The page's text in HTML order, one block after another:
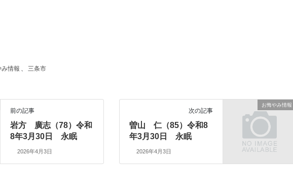
み情報 、 三条市
前の記事
岩方 廣志（78）令和
8年3月30日 永眠
2026年4月3日
お悔やみ情報
次の記事
曽山 仁（85）令和8
年3月30日 永眠
2026年4月3日